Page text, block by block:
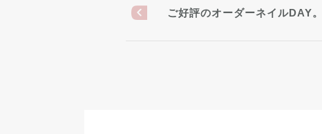
ご好評のオーダーネイルDAY。